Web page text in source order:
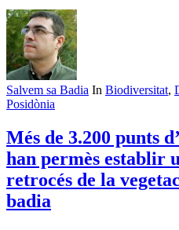
Salvem sa Badia In Biodiversitat,
Posidònia
Més de 3.200 punts
han permès establir
retrocés de la
badia